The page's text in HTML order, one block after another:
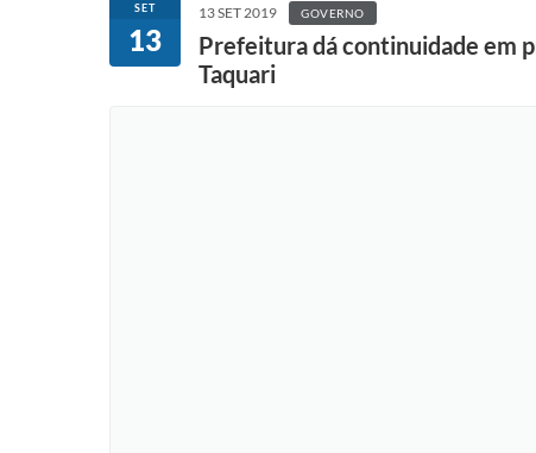
SET
13
13 SET 2019 GOVERNO
Prefeitura dá continuidade em
Taquari